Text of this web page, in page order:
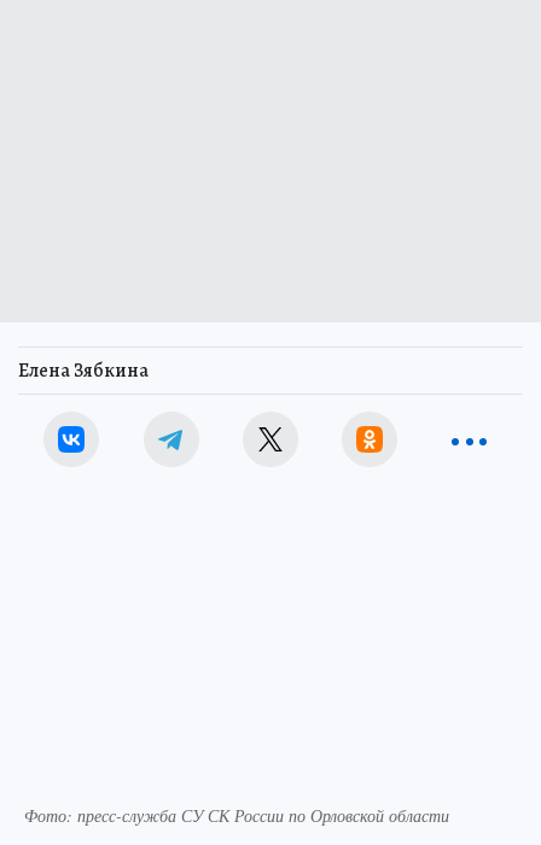
Елена Зябкина
Фото: пресс-служба СУ СК России по Орловской области